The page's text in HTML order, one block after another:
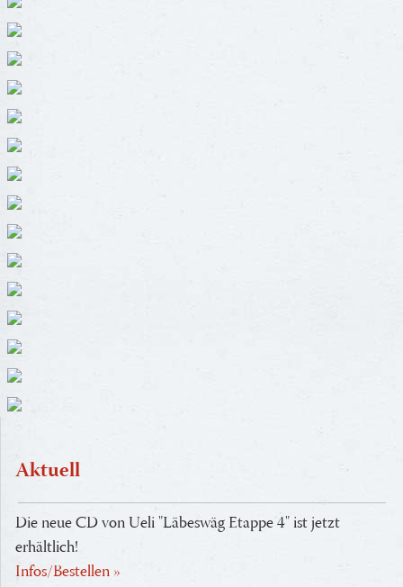
Aktuell
Die neue CD von Ueli "Läbeswäg Etappe 4" ist jetzt
erhältlich!
Infos/Bestellen »